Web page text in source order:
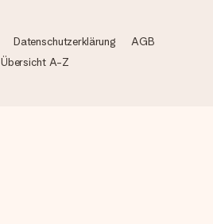
Datenschutzerklärung
AGB
Übersicht A-Z